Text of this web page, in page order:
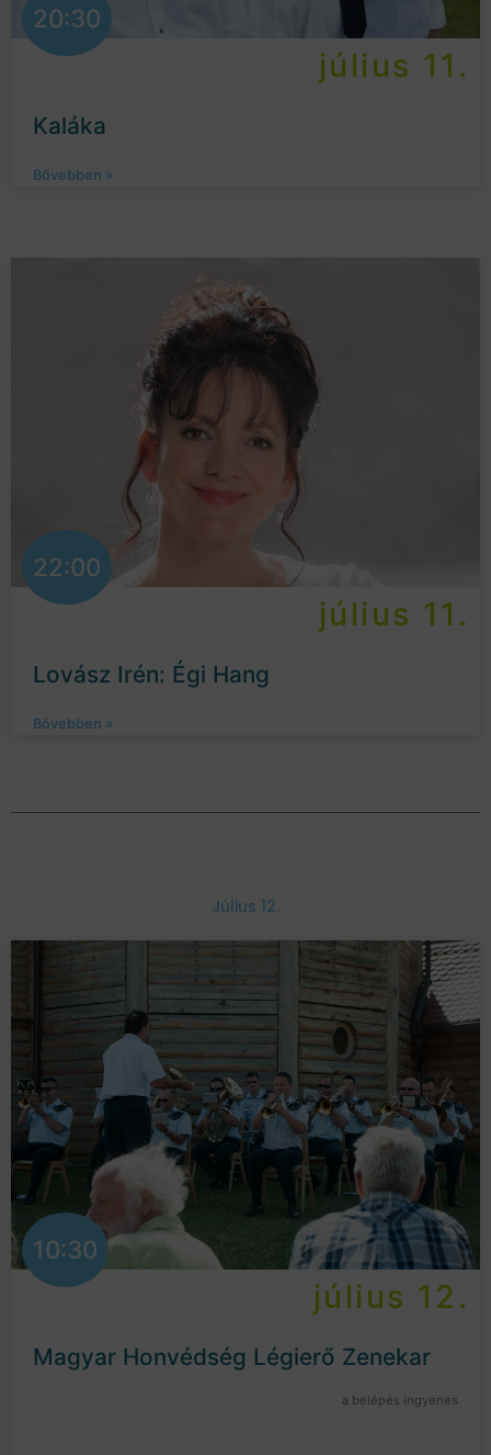
20:30
július 11.
Kaláka
Bővebben »
22:00
július 11.
Lovász Irén: Égi Hang
Bővebben »
Július 12.
10:30
július 12.
Magyar Honvédség Légierő Zenekar
a belépés ingyenes